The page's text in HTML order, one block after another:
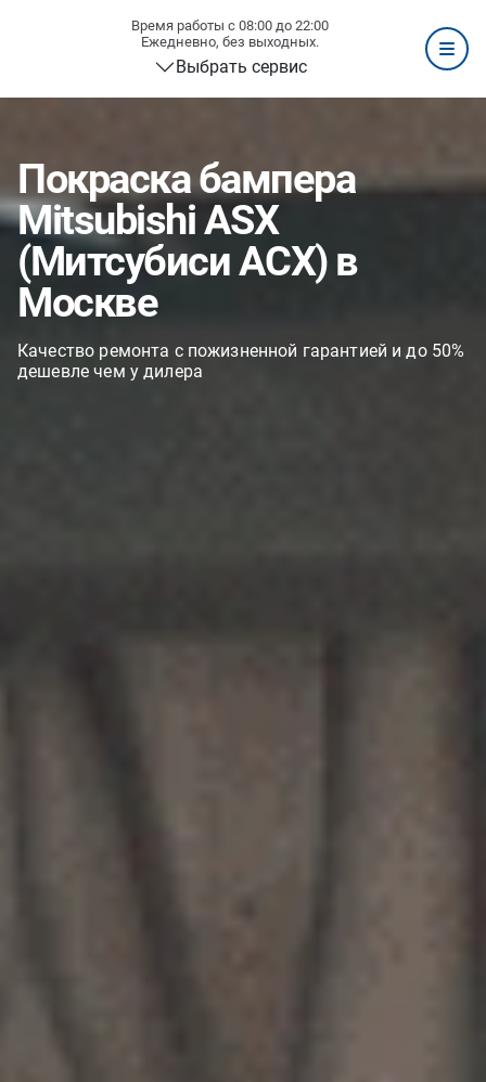
Время работы с 08:00 до 22:00
Ежедневно, без выходных.
Выбрать сервис
Покраска бампера
Mitsubishi ASX
(Митсубиси АСХ) в
Москве
Качество ремонта с пожизненной гарантией и до 50%
дешевле чем у дилера